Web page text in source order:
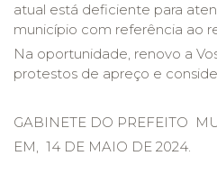
atual está deficiente para
município com referência ao
Na oportunidade, renovo a
protestos de apreço e
GABINETE DO PREFEITO
EM, 14 DE MAIO DE 2024.